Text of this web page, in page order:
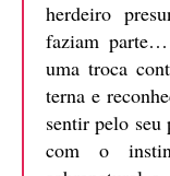
herdeiro
faziam
uma troca
terna e
sentir pelo seu
com o